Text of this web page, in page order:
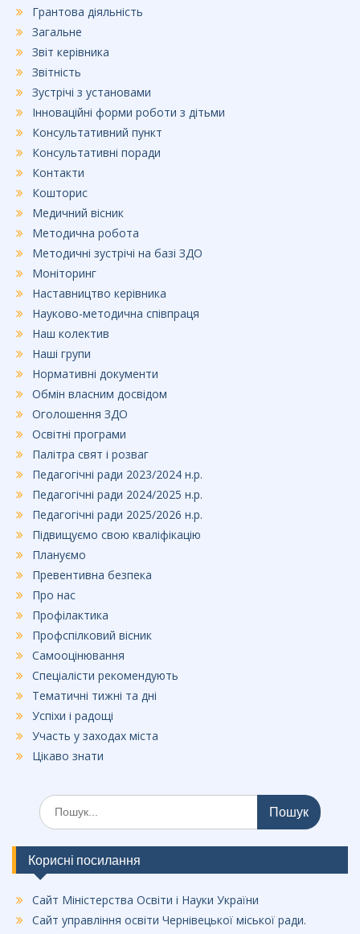
Грантова діяльність
Загальне
Звіт керівника
Звітність
Зустрічі з установами
Інноваційні форми роботи з дітьми
Консультативний пункт
Консультативні поради
Контакти
Кошторис
Медичний вісник
Методична робота
Методичні зустрічі на базі ЗДО
Моніторинг
Наставництво керівника
Науково-методична співпраця
Наш колектив
Наші групи
Нормативні документи
Обмін власним досвідом
Оголошення ЗДО
Освітні програми
Палітра свят і розваг
Педагогічні ради 2023/2024 н.р.
Педагогічні ради 2024/2025 н.р.
Педагогічні ради 2025/2026 н.р.
Підвищуємо свою кваліфікацію
Плануємо
Превентивна безпека
Про нас
Профілактика
Профспілковий вісник
Самооцінювання
Спеціалісти рекомендують
Тематичні тижні та дні
Успіхи і радощі
Участь у заходах міста
Цікаво знати
Шукати:
Корисні посилання
Сайт Міністерства Освіти і Науки України
Сайт управління освіти Чернівецької міської ради.